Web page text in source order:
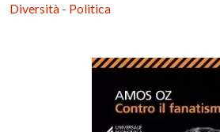
Diversità - Politica